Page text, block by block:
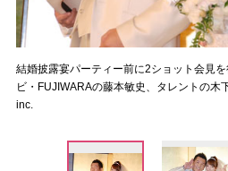
結婚披露宴パーティー前に2ショット会見
ビ・FUJIWARAの藤本敏史、タレントの木
inc.